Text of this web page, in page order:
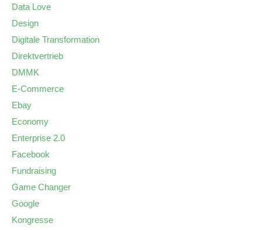
Data Love
Design
Digitale Transformation
Direktvertrieb
DMMK
E-Commerce
Ebay
Economy
Enterprise 2.0
Facebook
Fundraising
Game Changer
Google
Kongresse